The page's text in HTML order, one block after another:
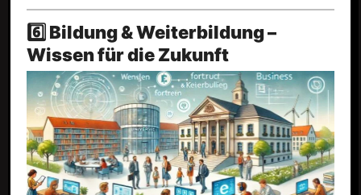
6️⃣ Bildung & Weiterbildung –
Wissen für die Zukunft